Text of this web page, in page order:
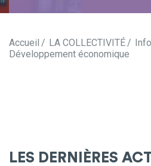
Accueil LA COLLECTIVITÉ
Développement économique
LES DERNIÈRES